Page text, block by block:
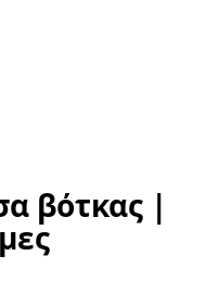
βότκας |